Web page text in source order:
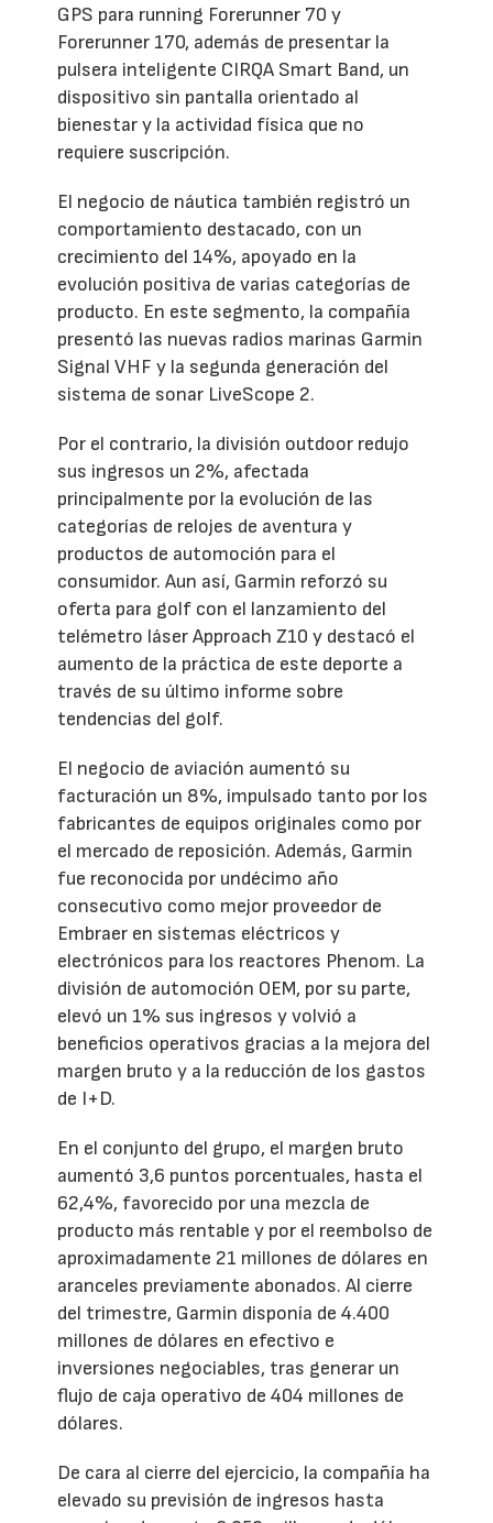
GPS para running Forerunner 70 y
Forerunner 170, además de presentar la
pulsera inteligente CIRQA Smart Band, un
dispositivo sin pantalla orientado al
bienestar y la actividad física que no
requiere suscripción.
El negocio de náutica también registró un
comportamiento destacado, con un
crecimiento del 14%, apoyado en la
evolución positiva de varias categorías de
producto. En este segmento, la compañía
presentó las nuevas radios marinas Garmin
Signal VHF y la segunda generación del
sistema de sonar LiveScope 2.
Por el contrario, la división outdoor redujo
sus ingresos un 2%, afectada
principalmente por la evolución de las
categorías de relojes de aventura y
productos de automoción para el
consumidor. Aun así, Garmin reforzó su
oferta para golf con el lanzamiento del
telémetro láser Approach Z10 y destacó el
aumento de la práctica de este deporte a
través de su último informe sobre
tendencias del golf.
El negocio de aviación aumentó su
facturación un 8%, impulsado tanto por los
fabricantes de equipos originales como por
el mercado de reposición. Además, Garmin
fue reconocida por undécimo año
consecutivo como mejor proveedor de
Embraer en sistemas eléctricos y
electrónicos para los reactores Phenom. La
división de automoción OEM, por su parte,
elevó un 1% sus ingresos y volvió a
beneficios operativos gracias a la mejora del
margen bruto y a la reducción de los gastos
de I+D.
En el conjunto del grupo, el margen bruto
aumentó 3,6 puntos porcentuales, hasta el
62,4%, favorecido por una mezcla de
producto más rentable y por el reembolso de
aproximadamente 21 millones de dólares en
aranceles previamente abonados. Al cierre
del trimestre, Garmin disponía de 4.400
millones de dólares en efectivo e
inversiones negociables, tras generar un
flujo de caja operativo de 404 millones de
dólares.
De cara al cierre del ejercicio, la compañía ha
elevado su previsión de ingresos hasta